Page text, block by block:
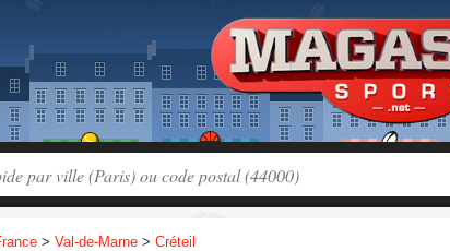
> Val-de-Marne > Créteil